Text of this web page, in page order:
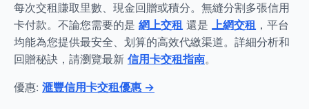
每次交租賺取里數、現金回贈或積分。無縫分割多張信用
卡付款。不論您需要的是 網上交租 還是 上網交租 ，平台
均能為您提供最安全、划算的高效代繳渠道。詳細分析和
回贈秘訣，請瀏覽最新 信用卡交租指南。
優惠: 滙豐信用卡交租優惠 →